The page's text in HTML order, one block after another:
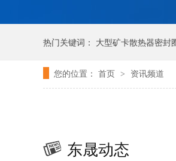
热门关键词： 大型矿卡散热器密封
您的位置： 首页 > 资讯频道
东晟动态